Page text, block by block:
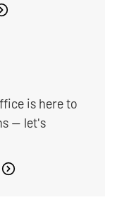
is here to
— let's